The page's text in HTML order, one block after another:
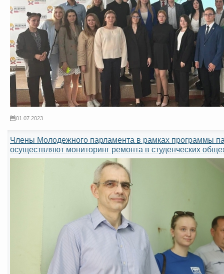
01.07.2023
Члены Молодежного парламента в рамках программы
осуществляют мониторинг ремонта в студенческих